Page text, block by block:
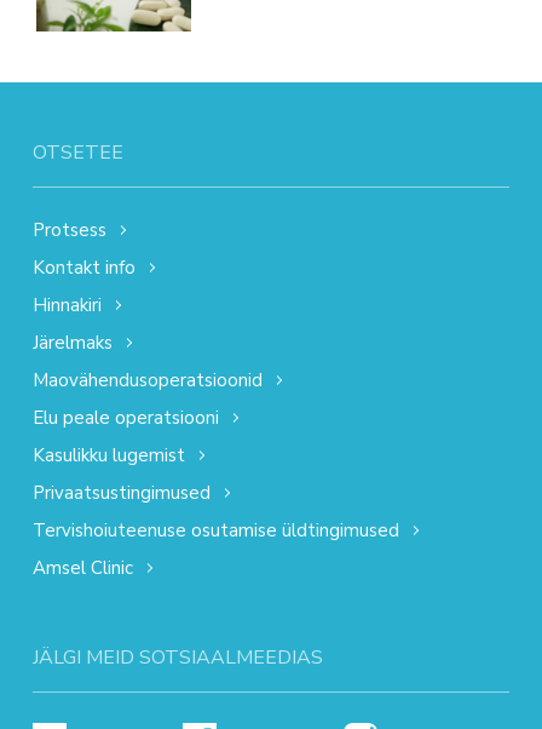
OTSETEE
Protsess
Kontakt info
Hinnakiri
Järelmaks
Maovähendusoperatsioonid
Elu peale operatsiooni
Kasulikku lugemist
Privaatsustingimused
Tervishoiuteenuse osutamise üldtingimused
Amsel Clinic
JÄLGI MEID SOTSIAALMEEDIAS